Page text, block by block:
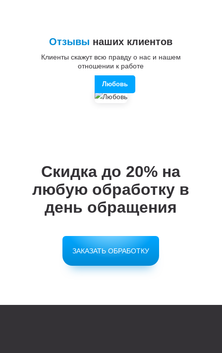
Отзывы наших клиентов
Клиенты скажут всю правду о нас и нашем
отношении к работе
Любовь
Скидка до 20% на
любую обработку в
день обращения
ЗАКАЗАТЬ ОБРАБОТКУ